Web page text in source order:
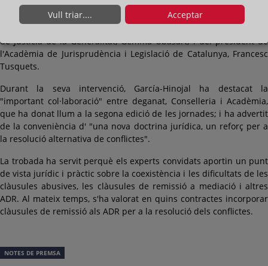
La inauguració de les jornades ha estat a càrrec del degà dels
de Justícia de la Generalitat, Gemma Ubasart; i del president de
l'Acadèmia de Jurisprudència i Legislació de Catalunya, Francesc
Tusquets.
Durant la seva intervenció, García-Hinojal ha destacat la
"important col·laboració" entre deganat, Conselleria i Acadèmia,
que ha donat llum a la segona edició de les jornades; i ha advertit
de la conveniència d' "una nova doctrina jurídica, un reforç per a
la resolució alternativa de conflictes".
La trobada ha servit perquè els experts convidats aportin un punt
de vista jurídic i pràctic sobre la coexistència i les dificultats de les
clàusules abusives, les clàusules de remissió a mediació i altres
ADR. Al mateix temps, s'ha valorat en quins contractes incorporar
clàusules de remissió als ADR per a la resolució dels conflictes.
NOTES DE PREMSA
Vull triar.... Acceptar